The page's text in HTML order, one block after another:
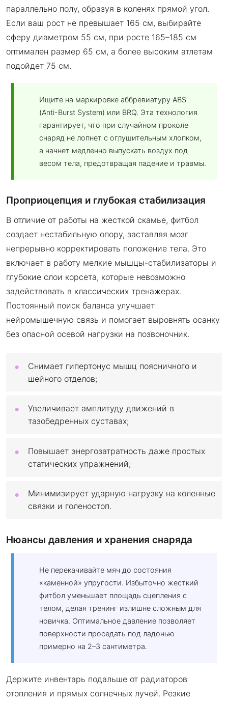
параллельно полу, образуя в коленях прямой угол.
Если ваш рост не превышает 165 см, выбирайте
сферу диаметром 55 см, при росте 165–185 см
оптимален размер 65 см, а более высоким атлетам
подойдет 75 см.
Ищите на маркировке аббревиатуру ABS
(Anti-Burst System) или BRQ. Эта технология
гарантирует, что при случайном проколе
снаряд не лопнет с оглушительным хлопком,
а начнет медленно выпускать воздух под
весом тела, предотвращая падение и травмы.
Проприоцепция и глубокая стабилизация
В отличие от работы на жесткой скамье, фитбол
создает нестабильную опору, заставляя мозг
непрерывно корректировать положение тела. Это
включает в работу мелкие мышцы-стабилизаторы и
глубокие слои корсета, которые невозможно
задействовать в классических тренажерах.
Постоянный поиск баланса улучшает
нейромышечную связь и помогает выровнять осанку
без опасной осевой нагрузки на позвоночник.
Снимает гипертонус мышц поясничного и
шейного отделов;
Увеличивает амплитуду движений в
тазобедренных суставах;
Повышает энергозатратность даже простых
статических упражнений;
Минимизирует ударную нагрузку на коленные
связки и голеностоп.
Нюансы давления и хранения снаряда
Не перекачивайте мяч до состояния
«каменной» упругости. Избыточно жесткий
фитбол уменьшает площадь сцепления с
телом, делая тренинг излишне сложным для
новичка. Оптимальное давление позволяет
поверхности проседать под ладонью
примерно на 2–3 сантиметра.
Держите инвентарь подальше от радиаторов
отопления и прямых солнечных лучей. Резкие